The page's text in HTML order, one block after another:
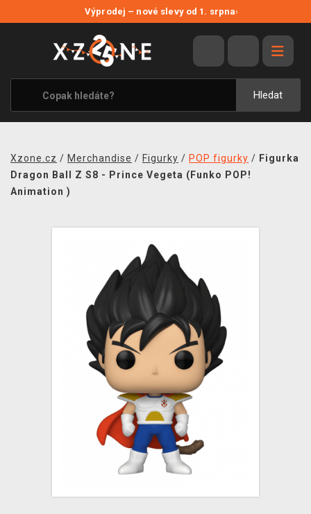
Výprodej – nové slevy od 1. srpna›
Hledat
VÝPRODEJ
VIDEOHRY
XZONE ORIGINALS
TÉMATIKY
MERCHANDISE
TCG & BOARDGAME HUB
VÝKUP HER (BAZAR)
Xzone.cz / Merchandise / Figurky / POP figurky / Figurka
Dragon Ball Z S8 - Prince Vegeta (Funko POP!
Animation )